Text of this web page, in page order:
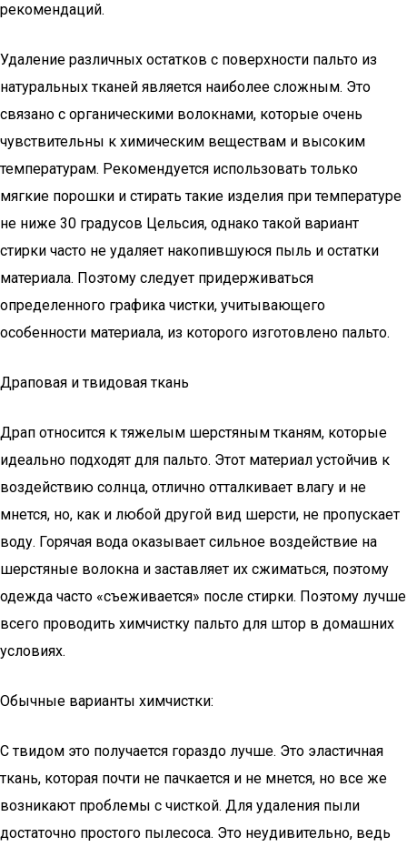
рекомендаций.
Удаление различных остатков с поверхности пальто из
натуральных тканей является наиболее сложным. Это
связано с органическими волокнами, которые очень
чувствительны к химическим веществам и высоким
температурам. Рекомендуется использовать только
мягкие порошки и стирать такие изделия при температуре
не ниже 30 градусов Цельсия, однако такой вариант
стирки часто не удаляет накопившуюся пыль и остатки
материала. Поэтому следует придерживаться
определенного графика чистки, учитывающего
особенности материала, из которого изготовлено пальто.
Драповая и твидовая ткань
Драп относится к тяжелым шерстяным тканям, которые
идеально подходят для пальто. Этот материал устойчив к
воздействию солнца, отлично отталкивает влагу и не
мнется, но, как и любой другой вид шерсти, не пропускает
воду. Горячая вода оказывает сильное воздействие на
шерстяные волокна и заставляет их сжиматься, поэтому
одежда часто «съеживается» после стирки. Поэтому лучше
всего проводить химчистку пальто для штор в домашних
условиях.
Обычные варианты химчистки:
С твидом это получается гораздо лучше. Это эластичная
ткань, которая почти не пачкается и не мнется, но все же
возникают проблемы с чисткой. Для удаления пыли
достаточно простого пылесоса. Это неудивительно, ведь